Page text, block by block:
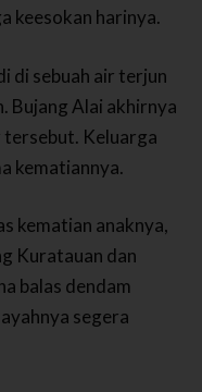
keesokan harinya.
di sebuah air terjun
Bujang Alai akhirnya
tersebut. Keluarga
kematiannya.
kematian anaknya,
Kuratauan dan
balas dendam
segera